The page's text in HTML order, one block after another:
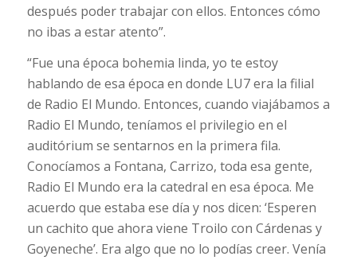
después poder trabajar con ellos. Entonces cómo
no ibas a estar atento”.
“Fue una época bohemia linda, yo te estoy
hablando de esa época en donde LU7 era la filial
de Radio El Mundo. Entonces, cuando viajábamos a
Radio El Mundo, teníamos el privilegio en el
auditórium se sentarnos en la primera fila.
Conocíamos a Fontana, Carrizo, toda esa gente,
Radio El Mundo era la catedral en esa época. Me
acuerdo que estaba ese día y nos dicen: ‘Esperen
un cachito que ahora viene Troilo con Cárdenas y
Goyeneche’. Era algo que no lo podías creer. Venía